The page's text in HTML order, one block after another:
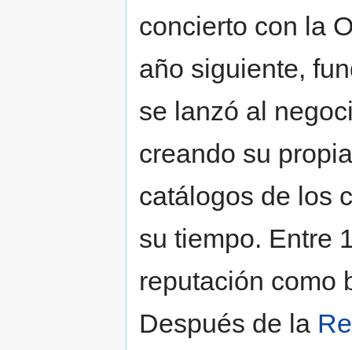
concierto con la
año siguiente,
se lanzó al
creando su
catálogos de los
su tiempo. Entre
reputación como
Después de la